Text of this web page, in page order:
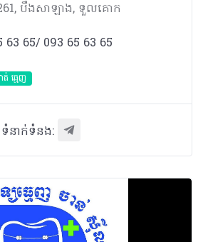
261, បឹងសាឡាង, ទួលគោក
63 65/ 093 65 63 65
ត់ ធ្មេញ
ទំនាក់ទំនង: